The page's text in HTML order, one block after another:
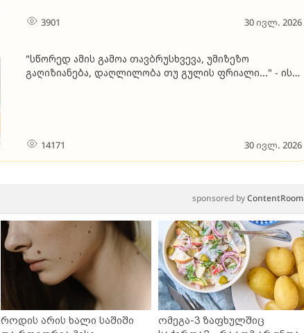
3901 30 ივლ. 2026
"სწორედ ამის გამოა თავბრუსხვევა, უმიზეზო
გაღიზიანება, დაღლილობა თუ გულის ფრიალი..." - ის,
14171 30 ივლ. 2026
sponsored byContentRoom
როდის არის ხალი საშიში
ომეგა-3 ზაფხულშიც